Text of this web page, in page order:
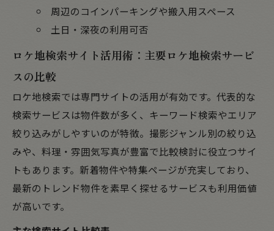
周辺のコインパーキングや搬入用スペース
土日・深夜の利用可否
ロケ地検索サイト活用術：主要ロケ地検索サービ
スの比較
ロケ地検索では専門サイトの活用が有効です。代表的な
検索サービスは物件数が多く、キーワード検索やエリア
絞り込みがしやすいのが特徴。撮影ジャンル別の絞り込
みや、料理・雰囲気写真が豊富で比較検討に役立つサイ
トもあります。新着物件や特集ページが充実しており、
最新のトレンド物件を素早く探せるサービスも利用価値
が高いです。